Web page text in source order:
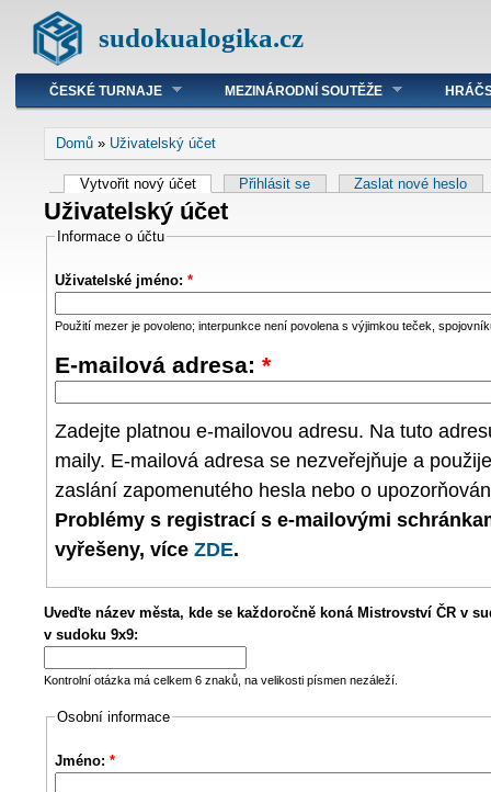
sudokualogika.cz
ČESKÉ TURNAJE MEZINÁRODNÍ SOUTĚŽE
Domů » Uživatelský účet
Vytvořit nový účet Přihlásit se Zaslat nové heslo
Uživatelský účet
Informace o účtu
Uživatelské jméno: *
Použití mezer je povoleno; interpunkce není povolena s výjimkou teček,
E-mailová adresa: *
Zadejte platnou e-mailovou adresu. Na tuto
maily. E-mailová adresa se nezveřejňuje a
zaslání zapomenutého hesla nebo o
Problémy s registrací s e-mailovými
vyřešeny, více ZDE.
Uveďte název města, kde se každoročně koná Mistrovství ČR v
v sudoku 9x9:
Kontrolní otázka má celkem 6 znaků, na velikosti písmen nezáleží.
Osobní informace
Jméno: *